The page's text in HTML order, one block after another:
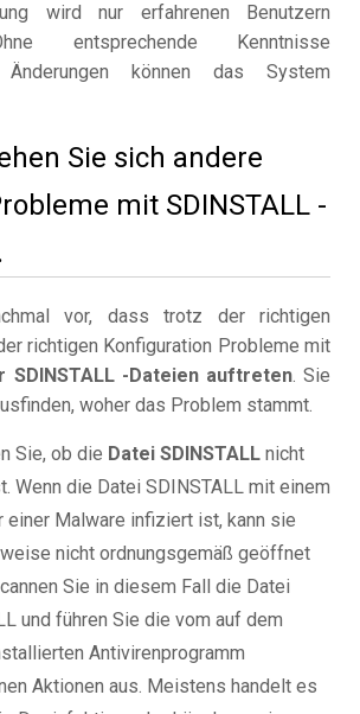
wird nur erfahrenen Benutzern
entsprechende Kenntnisse
Änderungen können das System
Sie sich andere
mit SDINSTALL -
vor, dass trotz der richtigen
richtigen Konfiguration Probleme mit
SDINSTALL -Dateien auftreten. Sie
woher das Problem stammt.
Sie, ob die Datei SDINSTALL nicht
Wenn die Datei SDINSTALL mit einem
einer Malware infiziert ist, kann sie
nicht ordnungsgemäß geöffnet
Sie in diesem Fall die Datei
und führen Sie die vom auf dem
Antivirenprogramm
Aktionen aus. Meistens handelt es